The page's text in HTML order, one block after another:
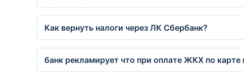
Как вернуть налоги через ЛК Сбербанк?
банк рекламирует что при оплате ЖКХ по